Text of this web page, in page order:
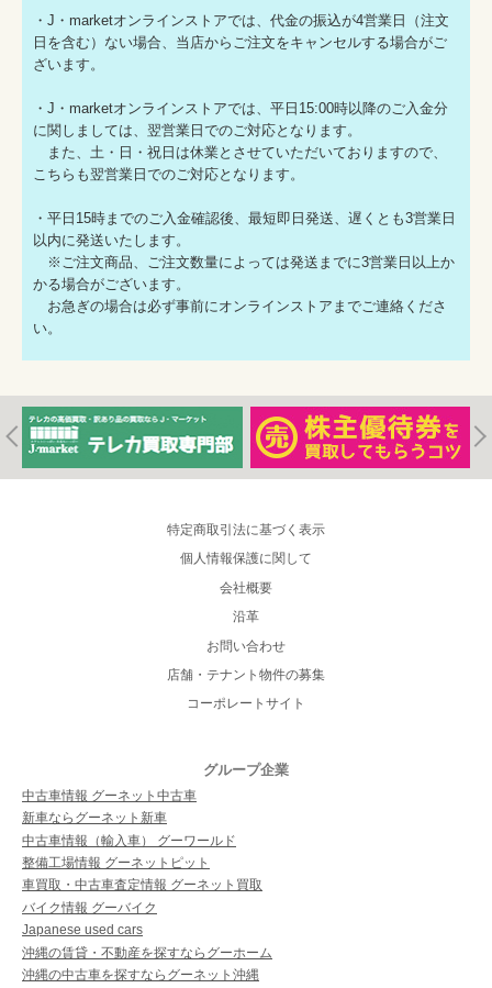
・J・marketオンラインストアでは、代金の振込が4営業日（注文
日を含む）ない場合、当店からご注文をキャンセルする場合がご
ざいます。
・J・marketオンラインストアでは、平日15:00時以降のご入金分
に関しましては、翌営業日でのご対応となります。
また、土・日・祝日は休業とさせていただいておりますので、
こちらも翌営業日でのご対応となります。
・平日15時までのご入金確認後、最短即日発送、遅くとも3営業日
以内に発送いたします。
※ご注文商品、ご注文数量によっては発送までに3営業日以上か
かる場合がございます。
お急ぎの場合は必ず事前にオンラインストアまでご連絡くださ
い。
特定商取引法に基づく表示
個人情報保護に関して
会社概要
沿革
お問い合わせ
店舗・テナント物件の募集
コーポレートサイト
グループ企業
中古車情報 グーネット中古車
新車ならグーネット新車
中古車情報（輸入車） グーワールド
整備工場情報 グーネットピット
車買取・中古車査定情報 グーネット買取
バイク情報 グーバイク
Japanese used cars
沖縄の賃貸・不動産を探すならグーホーム
沖縄の中古車を探すならグーネット沖縄